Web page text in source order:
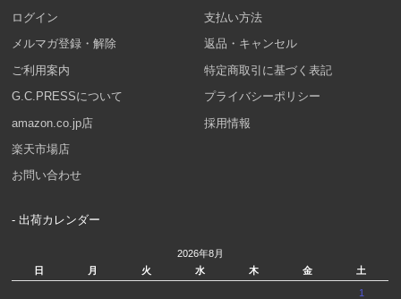
ログイン
メルマガ登録・解除
ご利用案内
G.C.PRESSについて
amazon.co.jp店
楽天市場店
お問い合わせ
支払い方法
返品・キャンセル
特定商取引に基づく表記
プライバシーポリシー
採用情報
- 出荷カレンダー
2026年8月
日
月 火 水 木 金 土
1